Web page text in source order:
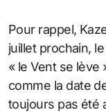
Pour rappel,
juillet prochain,
« le Vent se lève
comme la date
toujours pas été